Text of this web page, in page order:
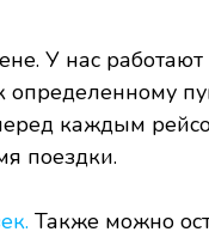
У нас
определенному
каждым
поездки.
Также можно